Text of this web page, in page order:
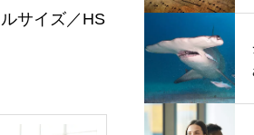
サイズ／HS